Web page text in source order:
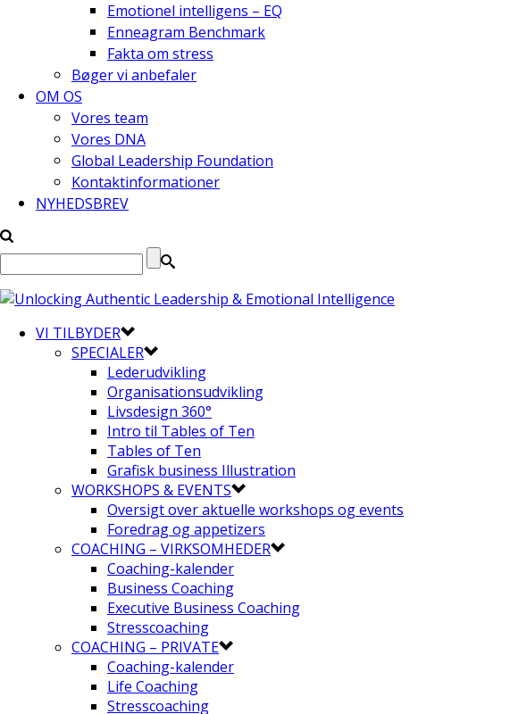
Emotionel intelligens – EQ
Enneagram Benchmark
Fakta om stress
Bøger vi anbefaler
OM OS
Vores team
Vores DNA
Global Leadership Foundation
Kontaktinformationer
NYHEDSBREV
VI TILBYDER
SPECIALER
Lederudvikling
Organisationsudvikling
Livsdesign 360°
Intro til Tables of Ten
Tables of Ten
Grafisk business Illustration
WORKSHOPS & EVENTS
Oversigt over aktuelle workshops og events
Foredrag og appetizers
COACHING – VIRKSOMHEDER
Coaching-kalender
Business Coaching
Executive Business Coaching
Stresscoaching
COACHING – PRIVATE
Coaching-kalender
Life Coaching
Stresscoaching